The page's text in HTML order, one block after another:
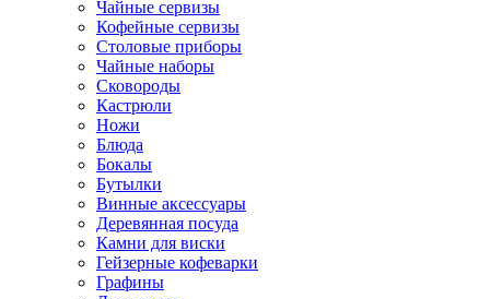
Чайные сервизы
Кофейные сервизы
Столовые приборы
Чайные наборы
Сковороды
Кастрюли
Ножи
Блюда
Бокалы
Бутылки
Винные аксессуары
Деревянная посуда
Камни для виски
Гейзерные кофеварки
Графины